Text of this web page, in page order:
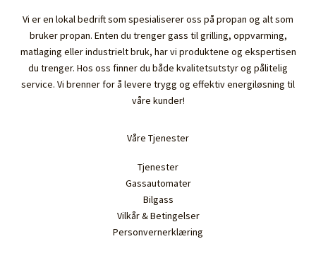
Vi er en lokal bedrift som spesialiserer oss på propan og alt som
bruker propan. Enten du trenger gass til grilling, oppvarming,
matlaging eller industrielt bruk, har vi produktene og ekspertisen
du trenger. Hos oss finner du både kvalitetsutstyr og pålitelig
service. Vi brenner for å levere trygg og effektiv energiløsning til
våre kunder!
Våre Tjenester
Tjenester
Gassautomater
Bilgass
Vilkår & Betingelser
Personvernerklæring